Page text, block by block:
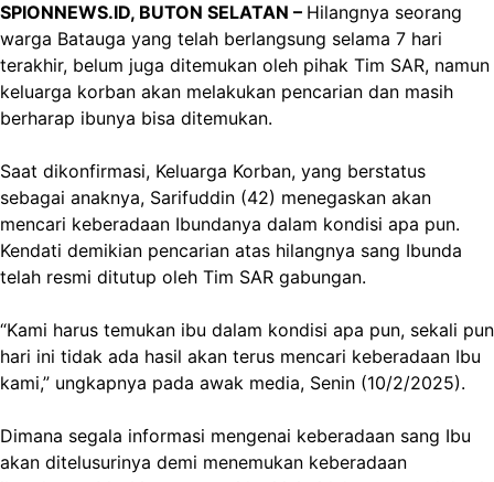
SPIONNEWS.ID, BUTON SELATAN – Hilangnya seorang
warga Batauga yang telah berlangsung selama 7 hari
terakhir, belum juga ditemukan oleh pihak Tim SAR, namun
keluarga korban akan melakukan pencarian dan masih
berharap ibunya bisa ditemukan.
Saat dikonfirmasi, Keluarga Korban, yang berstatus
sebagai anaknya, Sarifuddin (42) menegaskan akan
mencari keberadaan Ibundanya dalam kondisi apa pun.
Kendati demikian pencarian atas hilangnya sang Ibunda
telah resmi ditutup oleh Tim SAR gabungan.
“Kami harus temukan ibu dalam kondisi apa pun, sekali pun
hari ini tidak ada hasil akan terus mencari keberadaan Ibu
kami,” ungkapnya pada awak media, Senin (10/2/2025).
Dimana segala informasi mengenai keberadaan sang Ibu
akan ditelusurinya demi menemukan keberadaan